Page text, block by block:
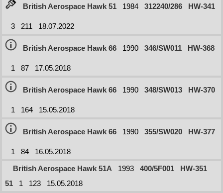
British Aerospace Hawk 51 1984 312240/286 HW-341
3 211 18.07.2022
British Aerospace Hawk 66 1990 346/SW011 HW-368
1 87 17.05.2018
British Aerospace Hawk 66 1990 348/SW013 HW-370
1 164 15.05.2018
British Aerospace Hawk 66 1990 355/SW020 HW-377
1 84
16.05.2018
British Aerospace Hawk 51A
1993 400/5F001
HW-351
51
1 123
15.05.2018